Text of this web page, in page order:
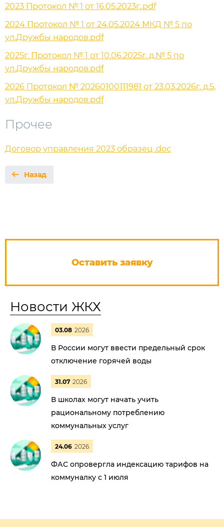
2023 Протокол № 1 от 16.05.2023г..pdf
2024 Протокол № 1 от 24.05.2024 МКД № 5 по
ул.Дружбы народов.pdf
2025г. Протокол № 1 от 10.06.2025г. д.№ 5 по
ул.Дружбы народов.pdf
2026 Протокол № 20260100111981 от 23.03.2026г. д.5,
ул.Дружбы народов.pdf
Прочее
Договор управления 2023 образец .doc
Назад
Оставить заявку
Новости ЖКХ
03.08 2026
В России могут ввести предельный срок
отключение горячей воды
31.07 2026
В школах могут начать учить
рациональному потреблению
коммунальных услуг
24.06 2026
ФАС опровергла индексацию тарифов на
коммуналку с 1 июля